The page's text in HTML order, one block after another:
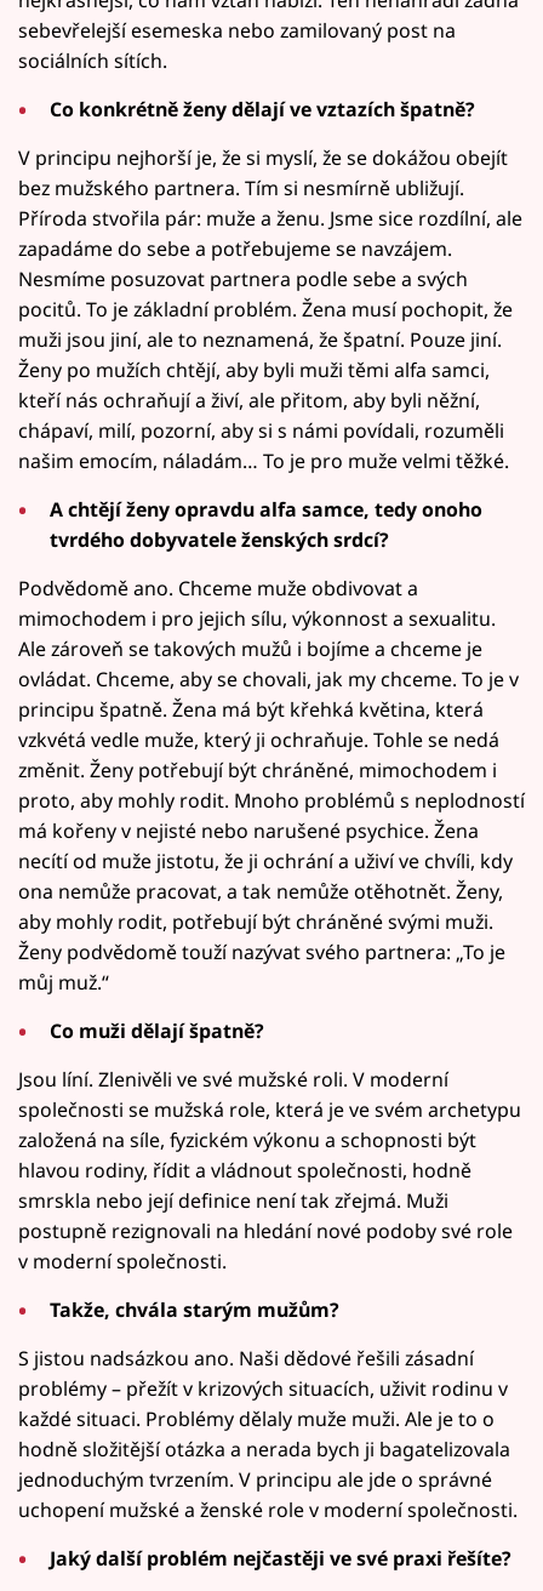
sebevřelejší esemeska nebo zamilovaný post na
sociálních sítích.
Co konkrétně ženy dělají ve vztazích špatně?
V principu nejhorší je, že si myslí, že se dokážou obejít
bez mužského partnera. Tím si nesmírně ubližují.
Příroda stvořila pár: muže a ženu. Jsme sice rozdílní, ale
zapadáme do sebe a potřebujeme se navzájem.
Nesmíme posuzovat partnera podle sebe a svých
pocitů. To je základní problém. Žena musí pochopit, že
muži jsou jiní, ale to neznamená, že špatní. Pouze jiní.
Ženy po mužích chtějí, aby byli muži těmi alfa samci,
kteří nás ochraňují a živí, ale přitom, aby byli něžní,
chápaví, milí, pozorní, aby si s námi povídali, rozuměli
našim emocím, náladám… To je pro muže velmi těžké.
A chtějí ženy opravdu alfa samce, tedy onoho
tvrdého dobyvatele ženských srdcí?
Podvědomě ano. Chceme muže obdivovat a
mimochodem i pro jejich sílu, výkonnost a sexualitu.
Ale zároveň se takových mužů i bojíme a chceme je
ovládat. Chceme, aby se chovali, jak my chceme. To je v
principu špatně. Žena má být křehká květina, která
vzkvétá vedle muže, který ji ochraňuje. Tohle se nedá
změnit. Ženy potřebují být chráněné, mimochodem i
proto, aby mohly rodit. Mnoho problémů s neplodností
má kořeny v nejisté nebo narušené psychice. Žena
necítí od muže jistotu, že ji ochrání a uživí ve chvíli, kdy
ona nemůže pracovat, a tak nemůže otěhotnět. Ženy,
aby mohly rodit, potřebují být chráněné svými muži.
Ženy podvědomě touží nazývat svého partnera: „To je
můj muž.“
Co muži dělají špatně?
Jsou líní. Zlenivěli ve své mužské roli. V moderní
společnosti se mužská role, která je ve svém archetypu
založená na síle, fyzickém výkonu a schopnosti být
hlavou rodiny, řídit a vládnout společnosti, hodně
smrskla nebo její definice není tak zřejmá. Muži
postupně rezignovali na hledání nové podoby své role
v moderní společnosti.
Takže, chvála starým mužům?
S jistou nadsázkou ano. Naši dědové řešili zásadní
problémy – přežít v krizových situacích, uživit rodinu v
každé situaci. Problémy dělaly muže muži. Ale je to o
hodně složitější otázka a nerada bych ji bagatelizovala
jednoduchým tvrzením. V principu ale jde o správné
uchopení mužské a ženské role v moderní společnosti.
Jaký další problém nejčastěji ve své praxi řešíte?